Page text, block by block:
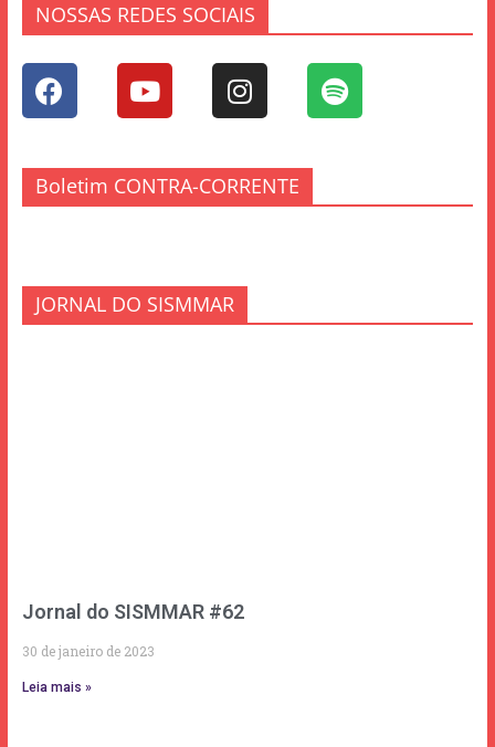
NOSSAS REDES SOCIAIS
Boletim CONTRA-CORRENTE
JORNAL DO SISMMAR
Jornal do SISMMAR #62
30 de janeiro de 2023
Leia mais »